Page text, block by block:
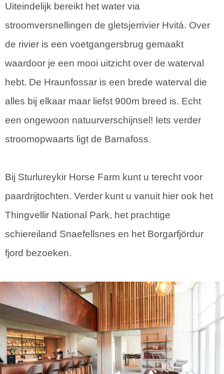
Uiteindelijk bereikt het water via
stroomversnellingen de gletsjerrivier Hvitá. Over
de rivier is een voetgangersbrug gemaakt
waardoor je een mooi uitzicht over de waterval
hebt. De Hraunfossar is een brede waterval die
alles bij elkaar maar liefst 900m breed is. Echt
een ongewoon natuurverschijnsel! Iets verder
stroomopwaarts ligt de Barnafoss.
Bij Sturlureykir Horse Farm kunt u terecht voor
paardrijtochten. Verder kunt u vanuit hier ook het
Thingvellir National Park, het prachtige
schiereiland Snaefellsnes en het Borgarfjördur
fjord bezoeken.